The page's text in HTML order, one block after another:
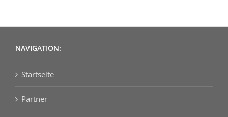
NAVIGATION:
Startseite
Partner